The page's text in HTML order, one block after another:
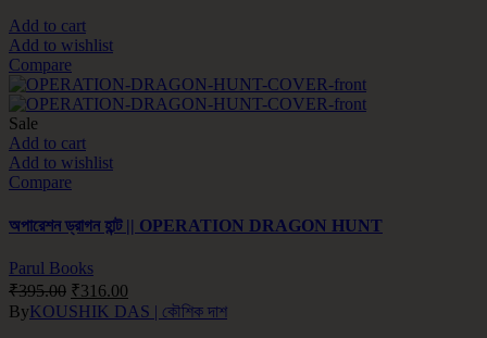
Add to cart
Add to wishlist
Compare
Sale
Add to cart
Add to wishlist
Compare
অপারেশন ড্রাগন হান্ট || OPERATION DRAGON HUNT
Parul Books
₹395.00 ₹316.00
ByKOUSHIK DAS | কৌশিক দাশ